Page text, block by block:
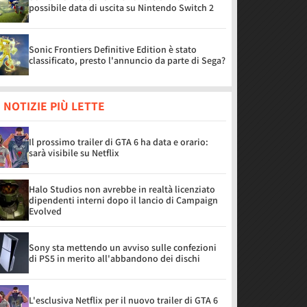
possibile data di uscita su Nintendo Switch 2
Sonic Frontiers Definitive Edition è stato
classificato, presto l'annuncio da parte di Sega?
NOTIZIE PIÙ LETTE
Il prossimo trailer di GTA 6 ha data e orario:
sarà visibile su Netflix
Halo Studios non avrebbe in realtà licenziato
dipendenti interni dopo il lancio di Campaign
Evolved
Sony sta mettendo un avviso sulle confezioni
di PS5 in merito all'abbandono dei dischi
L'esclusiva Netflix per il nuovo trailer di GTA 6